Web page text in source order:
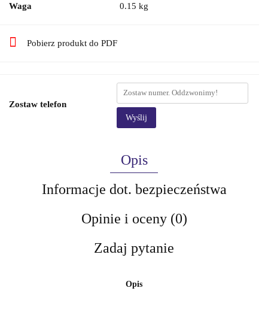
Waga 0.15 kg
Pobierz produkt do PDF
Zostaw telefon
Wyślij
Opis
Informacje dot. bezpieczeństwa
Opinie i oceny (0)
Zadaj pytanie
Opis